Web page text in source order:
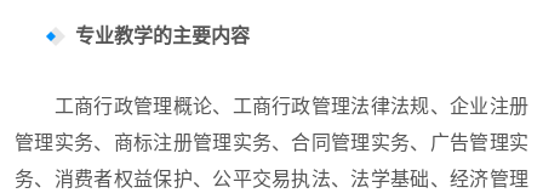
专业教学的主要内容
工商行政管理概论、工商行政管理法律法规、企业注册
管理实务、商标注册管理实务、合同管理实务、广告管理实
务、消费者权益保护、公平交易执法、法学基础、经济管理